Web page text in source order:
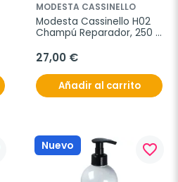
MODESTA CASSINELLO
Modesta Cassinello H02
Champú Reparador, 250
27,00 €
Añadir al carrito
Nuevo favorite_border